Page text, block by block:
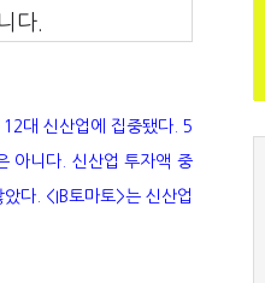
다.
대 신산업에 집중됐다. 5
아니다. 신산업 투자액 중
다. <IB토마토>는 신산업